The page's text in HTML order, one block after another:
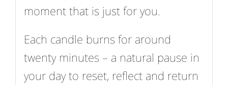
moment that is just for you.
Each candle burns for around
twenty minutes – a natural pause in
your day to reset, reflect and return